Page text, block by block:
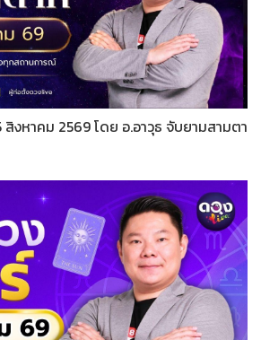
สิงหาคม 2569 โดย อ.อาวุธ จับยามสามตา